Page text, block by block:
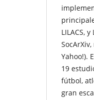
LILACS,
Yahoo!).
19
fútbol,
gran